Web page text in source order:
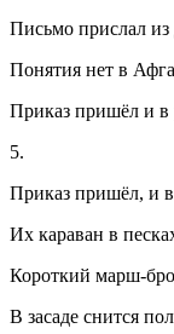
Письмо прислал
Понятия нет в
Приказ пришёл и в
5.
Приказ пришёл, и
Их караван в
Короткий марш-
В засаде снится